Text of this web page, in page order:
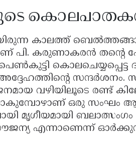
കാലത്ത്
പി. കരുണാകരൻ തന്റെ
കൊലചെയ്യപ്പെട്ട
സന്ദർശനം.
വഴിയിലൂടെ രണ്ട്
ഒരു സംഘം
മൃഗീയമായി
എന്നാണെന്ന്